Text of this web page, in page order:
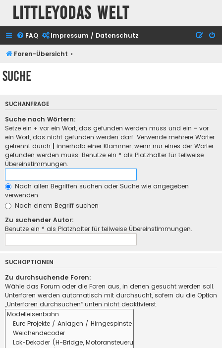
Littleyodas Welt
FAQ Impressum / Datenschutz
Foren-Übersicht
Suche
SUCHANFRAGE
Suche nach Wörtern:
Setze ein + vor ein Wort, das gefunden werden muss und ein - vor
ein Wort, das nicht gefunden werden darf. Verwende mehrere Wörter
getrennt durch
innerhalb einer Klammer, wenn nur eines der Wörter
gefunden werden muss. Benutze ein * als Platzhalter für teilweise
Übereinstimmungen.
Nach allen Begriffen suchen oder Suche wie angegeben
verwenden
Nach einem Begriff suchen
Zu suchender Autor:
Benutze ein * als Platzhalter für teilweise Übereinstimmungen.
SUCHOPTIONEN
Zu durchsuchende Foren:
Wähle das Forum oder die Foren aus, in denen gesucht werden soll.
Unterforen werden automatisch mit durchsucht, sofern du die Option
„Unterforen durchsuchen“ unten nicht deaktivierst.